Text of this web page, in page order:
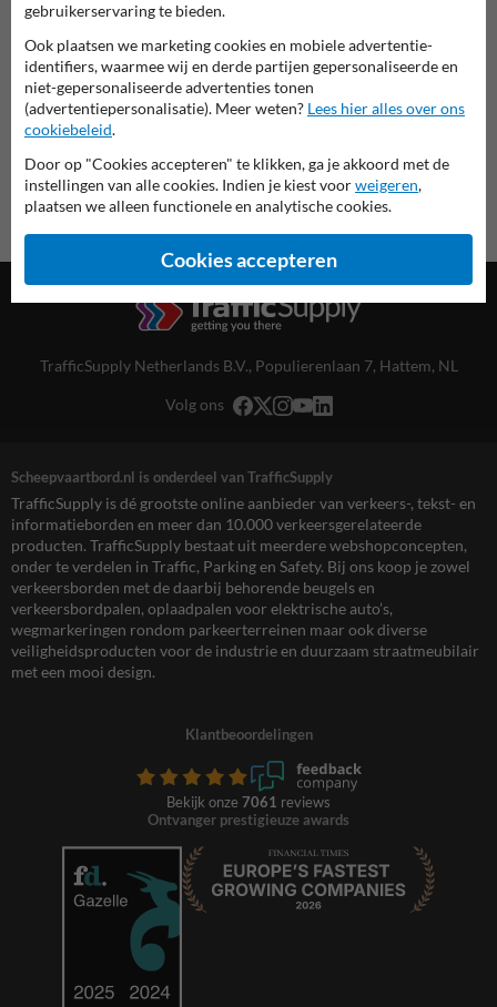
deze informatie printen
overzicht officiële scheepvaartborden
Scheepvaartbord.nl
TrafficSupply Netherlands B.V., Populierenlaan 7, Hattem, NL
Volg ons
Scheepvaartbord.nl is onderdeel van TrafficSupply
TrafficSupply is dé grootste online aanbieder van verkeers-, tekst- en
informatieborden en meer dan 10.000 verkeersgerelateerde
producten. TrafficSupply bestaat uit meerdere webshopconcepten,
onder te verdelen in Traffic, Parking en Safety. Bij ons koop je zowel
verkeersborden met de daarbij behorende beugels en
verkeersbordpalen, oplaadpalen voor elektrische auto’s,
wegmarkeringen rondom parkeerterreinen maar ook diverse
veiligheidsproducten voor de industrie en duurzaam straatmeubilair
met een mooi design.
Klantbeoordelingen
Bekijk onze 7061 reviews
Ontvanger prestigieuze awards
gebruikerservaring te bieden.
Ook plaatsen we marketing cookies en mobiele advertentie-
identifiers, waarmee wij en derde partijen gepersonaliseerde en
niet-gepersonaliseerde advertenties tonen
(advertentiepersonalisatie). Meer weten? Lees hier alles over ons
cookiebeleid.
Door op "Cookies accepteren" te klikken, ga je akkoord met de
instellingen van alle cookies. Indien je kiest voorweigeren,
plaatsen we alleen functionele en analytische cookies.
Cookies accepteren